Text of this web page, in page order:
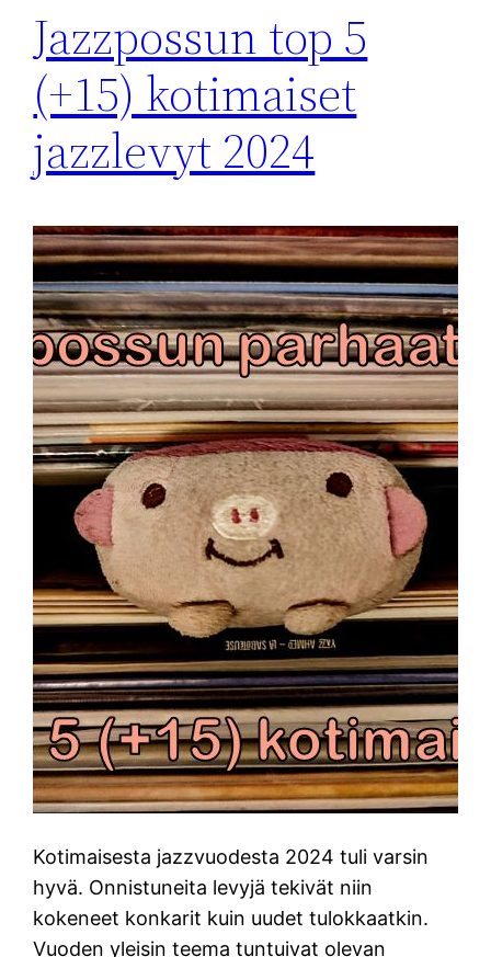
Jazzpossun top 5
(+15) kotimaiset
jazzlevyt 2024
Kotimaisesta jazzvuodesta 2024 tuli varsin
hyvä. Onnistuneita levyjä tekivät niin
kokeneet konkarit kuin uudet tulokkaatkin.
Vuoden yleisin teema tuntuivat olevan